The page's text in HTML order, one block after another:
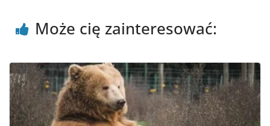
Może cię zainteresować: